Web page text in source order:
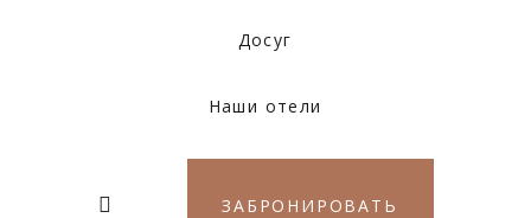
Досуг
Наши отели
ЗАБРОНИРОВАТЬ